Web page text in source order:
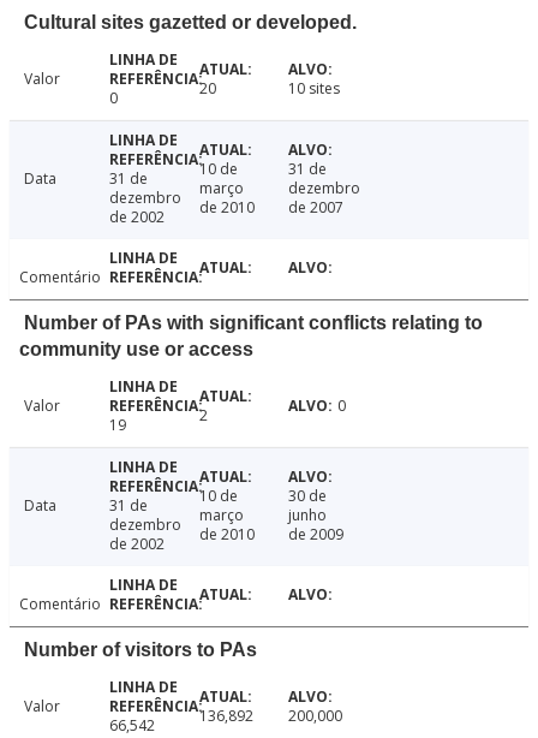
Cultural sites gazetted or developed.
Valor
0
20 10 sites
Data
31 de
dezembro
de 2002
10 de
março
de 2010
31 de
dezembro
de 2007
Comentário
Number of PAs with significant conflicts relating to
community use or access
Valor
19
2 0
Data
31 de
dezembro
de 2002
10 de
março
de 2010
30 de
junho
de 2009
Comentário
Number of visitors to PAs
Valor
66,542
136,892 200,000